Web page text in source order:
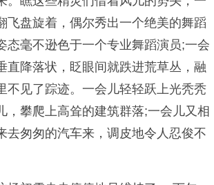
飞盘旋着，偶尔秀出一个绝美的舞蹈
态毫不逊色于一个专业舞蹈演员;一会
直降落状，眨眼间就跌进荒草丛，融
不见了踪迹。一会儿轻轻跃上光秃秃
，攀爬上高耸的建筑群落;一会儿又相
去匆匆的汽车来，调皮地令人忍俊不